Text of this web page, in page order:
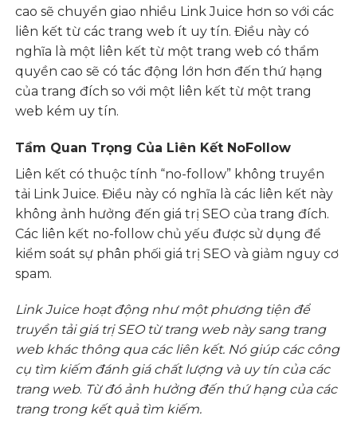
cao sẽ chuyển giao nhiều Link Juice hơn so với các
liên kết từ các trang web ít uy tín. Điều này có
nghĩa là một liên kết từ một trang web có thẩm
quyền cao sẽ có tác động lớn hơn đến thứ hạng
của trang đích so với một liên kết từ một trang
web kém uy tín.
Tầm Quan Trọng Của Liên Kết NoFollow
Liên kết có thuộc tính “no-follow” không truyền
tải Link Juice. Điều này có nghĩa là các liên kết này
không ảnh hưởng đến giá trị SEO của trang đích.
Các liên kết no-follow chủ yếu được sử dụng để
kiểm soát sự phân phối giá trị SEO và giảm nguy cơ
spam.
Link Juice hoạt động như một phương tiện để
truyền tải giá trị SEO từ trang web này sang trang
web khác thông qua các liên kết. Nó giúp các công
cụ tìm kiếm đánh giá chất lượng và uy tín của các
trang web. Từ đó ảnh hưởng đến thứ hạng của các
trang trong kết quả tìm kiếm.